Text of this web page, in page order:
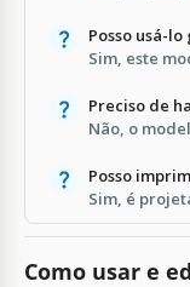
Posso usá-
Sim, este
Preciso de
Não, o
Posso
Sim, é
Como usar e